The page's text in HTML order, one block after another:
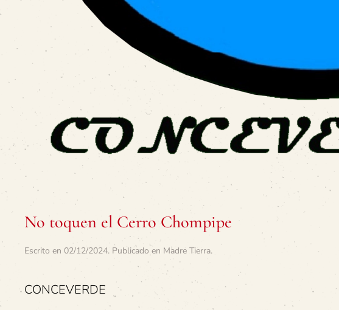
No toquen el Cerro Chompipe
Escrito en 02/12/2024. Publicado en Madre Tierra.
CONCEVERDE